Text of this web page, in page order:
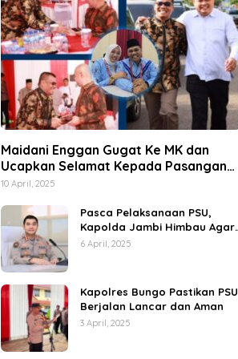
Maidani Enggan Gugat Ke MK dan
Ucapkan Selamat Kepada Pasangan
Dedy-Dayat
10 April, 2025
Pasca Pelaksanaan PSU,
Kapolda Jambi Himbau Agar
Semua Pihak Jaga Situasi
6 April, 2025
Kapolres Bungo Pastikan PSU
Berjalan Lancar dan Aman
3 April, 2025